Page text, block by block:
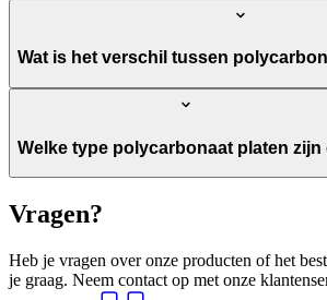
Wat is het verschil tussen
Welke type polycarbonaat platen zijn
Vragen?
Heb je vragen over onze producten of het
je graag. Neem contact op met onze